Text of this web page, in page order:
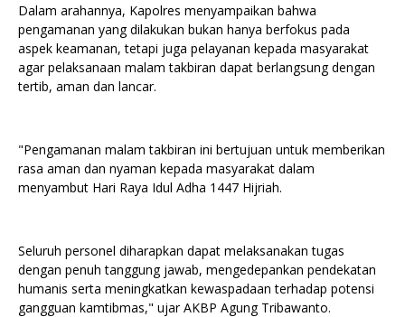
Dalam arahannya, Kapolres menyampaikan bahwa
pengamanan yang dilakukan bukan hanya berfokus pada
aspek keamanan, tetapi juga pelayanan kepada masyarakat
agar pelaksanaan malam takbiran dapat berlangsung dengan
tertib, aman dan lancar.
"Pengamanan malam takbiran ini bertujuan untuk memberikan
rasa aman dan nyaman kepada masyarakat dalam
menyambut Hari Raya Idul Adha 1447 Hijriah.
Seluruh personel diharapkan dapat melaksanakan tugas
dengan penuh tanggung jawab, mengedepankan pendekatan
humanis serta meningkatkan kewaspadaan terhadap potensi
gangguan kamtibmas," ujar AKBP Agung Tribawanto.